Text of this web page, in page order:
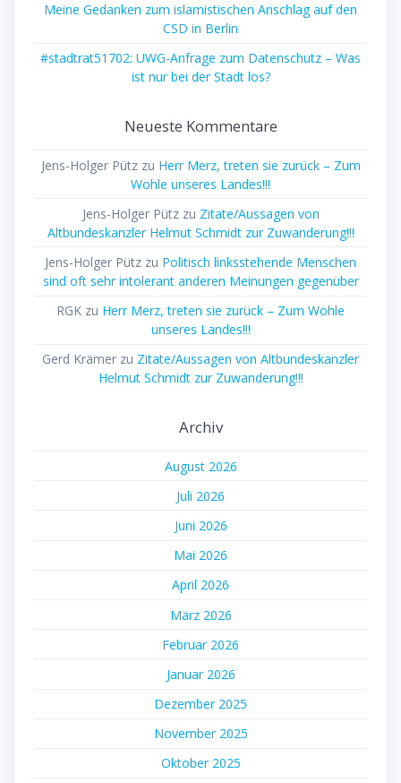
Meine Gedanken zum islamistischen Anschlag auf den
CSD in Berlin
#stadtrat51702: UWG-Anfrage zum Datenschutz – Was
ist nur bei der Stadt los?
Neueste Kommentare
Jens-Holger Pützzu Herr Merz, treten sie zurück – Zum
Wohle unseres Landes!!!
Jens-Holger Pützzu Zitate/Aussagen von
Altbundeskanzler Helmut Schmidt zur Zuwanderung!!!
Jens-Holger Pütz zu Politisch linksstehende Menschen
sind oft sehr intolerant anderen Meinungen gegenüber
RGK zu Herr Merz, treten sie zurück – Zum Wohle
unseres Landes!!!
Gerd Krämer zu Zitate/Aussagen von Altbundeskanzler
Helmut Schmidt zur Zuwanderung!!!
Archiv
August 2026
Juli 2026
Juni 2026
Mai 2026
April 2026
März 2026
Februar 2026
Januar 2026
Dezember 2025
November 2025
Oktober 2025